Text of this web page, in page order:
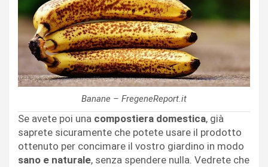
Banane – FregeneReport.it
Se avete poi una compostiera domestica, già
saprete sicuramente che potete usare il prodotto
ottenuto per concimare il vostro giardino in modo
sano e naturale, senza spendere nulla. Vedrete che